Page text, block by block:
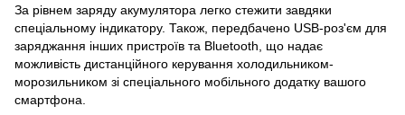
За рівнем заряду акумулятора легко стежити завдяки
спеціальному індикатору. Також, передбачено USB-роз'єм для
заряджання інших пристроїв та Bluetooth, що надає
можливість дистанційного керування холодильником-
морозильником зі спеціального мобільного додатку вашого
смартфона.